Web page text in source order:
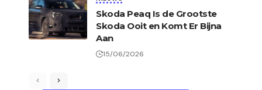
Skoda Peaq Is de Grootste
Skoda Ooit en Komt Er Bijna
Aan
15/06/2026